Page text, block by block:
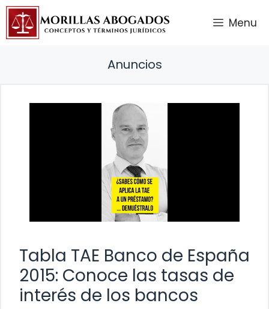
Saltar
contenido
Menu
Anuncios
Tabla TAE Banco de España
2015: Conoce las tasas de
interés de los bancos